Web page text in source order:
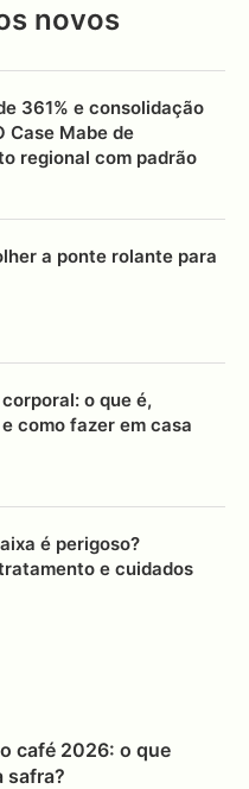
novos
361% e consolidação
Case Mabe de
regional com padrão
a ponte rolante para
o que é,
como fazer em casa
é perigoso?
e cuidados
café 2026: o que
safra?